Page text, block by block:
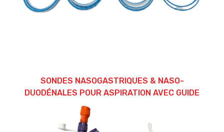
SONDES NASOGASTRIQUES & NASO-
DUODÉNALES POUR ASPIRATION AVEC GUIDE